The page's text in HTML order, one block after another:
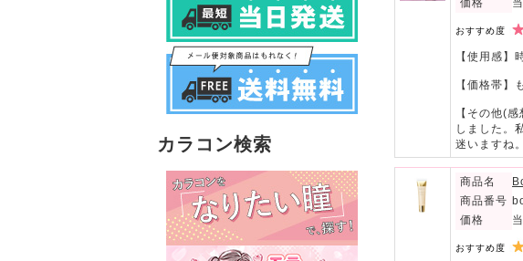
カラコン検索
価格
おすすめ度
【使用感】
【価格帯】
【その他(
しました。
迷いますね
商品名
商品番号
価格
おすすめ度